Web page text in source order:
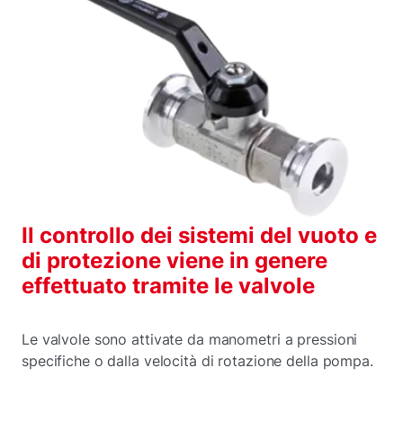
Il controllo dei sistemi del vuoto e
di protezione viene in genere
effettuato tramite le valvole
Le valvole sono attivate da manometri a pressioni
specifiche o dalla velocità di rotazione della pompa.